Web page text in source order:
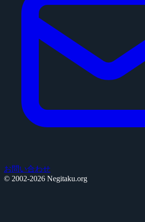
お問い合わせ
© 2002-2026 Negitaku.org